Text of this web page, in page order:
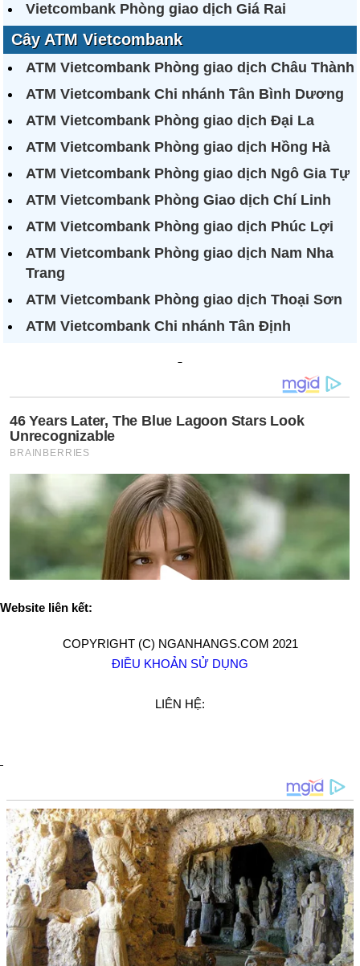
Vietcombank Phòng giao dịch Giá Rai
Cây ATM Vietcombank
ATM Vietcombank Phòng giao dịch Châu Thành
ATM Vietcombank Chi nhánh Tân Bình Dương
ATM Vietcombank Phòng giao dịch Đại La
ATM Vietcombank Phòng giao dịch Hồng Hà
ATM Vietcombank Phòng giao dịch Ngô Gia Tự
ATM Vietcombank Phòng Giao dịch Chí Linh
ATM Vietcombank Phòng giao dịch Phúc Lợi
ATM Vietcombank Phòng giao dịch Nam Nha
Trang
ATM Vietcombank Phòng giao dịch Thoại Sơn
ATM Vietcombank Chi nhánh Tân Định
Website liên kết:
COPYRIGHT (C) NGANHANGS.COM 2021
ĐIỀU KHOẢN SỬ DỤNG
LIÊN HỆ: